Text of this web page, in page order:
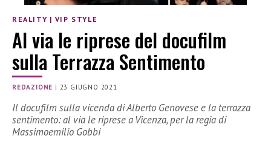
REALITY | VIP STYLE
Al via le riprese del docufilm
sulla Terrazza Sentimento
REDAZIONE | 23 GIUGNO 2021
Il docufilm sulla vicenda di Alberto Genovese e la terrazza
sentimento: al via le riprese a Vicenza, per la regia di
Massimoemilio Gobbi